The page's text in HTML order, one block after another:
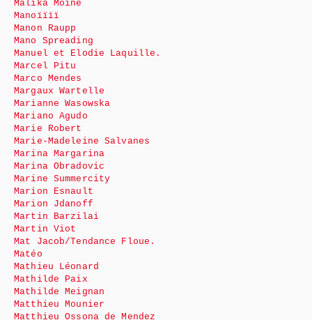
Malika Moine
Manoïïïï
Manon Raupp
Mano Spreading
Manuel et Elodie Laquille.
Marcel Pitu
Marco Mendes
Margaux Wartelle
Marianne Wasowska
Mariano Agudo
Marie Robert
Marie-Madeleine Salvanes
Marina Margarina
Marina Obradovic
Marine Summercity
Marion Esnault
Marion Jdanoff
Martin Barzilai
Martin Viot
Mat Jacob/Tendance Floue.
Matéo
Mathieu Léonard
Mathilde Paix
Mathilde Meignan
Matthieu Mounier
Matthieu Ossona de Mendez